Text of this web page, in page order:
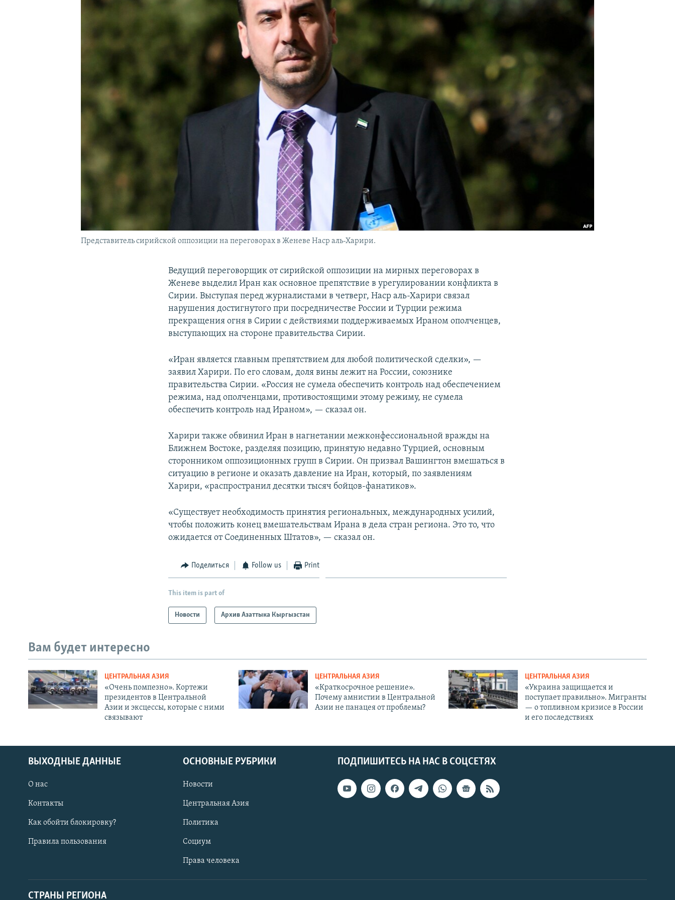
Представитель сирийской оппозиции на переговорах в Женеве Наср аль-Харири.
Ведущий переговорщик от сирийской оппозиции на мирных переговорах в
Женеве выделил Иран как основное препятствие в урегулировании конфликта в
Сирии. Выступая перед журналистами в четверг, Наср аль-Харири связал
нарушения достигнутого при посредничестве России и Турции режима
прекращения огня в Сирии с действиями поддерживаемых Ираном ополченцев,
выступающих на стороне правительства Сирии.
«Иран является главным препятствием для любой политической сделки», —
заявил Харири. По его словам, доля вины лежит на России, союзнике
правительства Сирии. «Россия не сумела обеспечить контроль над обеспечением
режима, над ополченцами, противостоящими этому режиму, не сумела
обеспечить контроль над Ираном», — сказал он.
Харири также обвинил Иран в нагнетании межконфессиональной вражды на
Ближнем Востоке, разделяя позицию, принятую недавно Турцией, основным
сторонником оппозиционных групп в Сирии. Он призвал Вашингтон вмешаться в
ситуацию в регионе и оказать давление на Иран, который, по заявлениям
Харири, «распространил десятки тысяч бойцов-фанатиков».
«Существует необходимость принятия региональных, международных усилий,
чтобы положить конец вмешательствам Ирана в дела стран региона. Это то, что
ожидается от Соединенных Штатов», — сказал он.
Поделиться Follow us Print
This item is part of
Новости Архив Азаттыка Кыргызстан
Вам будет интересно
ЦЕНТРАЛЬНАЯ АЗИЯ
«Очень помпезно». Кортежи
президентов в Центральной
Азии и эксцессы, которые с ними
связывают
ЦЕНТРАЛЬНАЯ АЗИЯ
«Краткосрочное решение».
Почему амнистии в Центральной
Азии не панацея от проблемы?
ЦЕНТРАЛЬНАЯ АЗИЯ
«Украина защищается и
поступает правильно». Мигранты
— о топливном кризисе в России
и его последствиях
ПОДПИШИТЕСЬ НА НАС В СОЦСЕТЯХ
ВЫХОДНЫЕ ДАННЫЕ
О нас
Контакты
Как обойти блокировку?
Правила пользования
ОСНОВНЫЕ РУБРИКИ
Новости
Центральная Азия
Политика
Социум
Права человека
СТРАНЫ РЕГИОНА